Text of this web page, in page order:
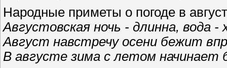
Народные приметы о погоде в
Августовская ночь - длинна, вода -
Август навстречу осени бежит
В августе зима с летом начинает